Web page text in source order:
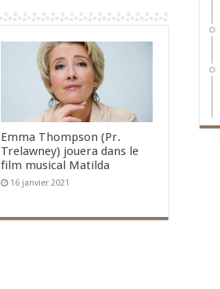
Emma Thompson (Pr.
Trelawney) jouera dans le
film musical Matilda
16 janvier 2021